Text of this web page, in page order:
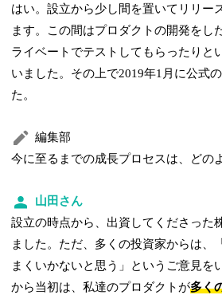
はい。設立から少し間を置いてリリー
ます。この間はプロダクトの開発をし
ライベートでテストしてもらったりと
いました。その上で2019年1月に公式
た。
編集部
今に至るまでの成長プロセスは、どの
山田さん
設立の時点から、出資してくださった
ました。ただ、多くの投資家からは、
まくいかないと思う」というご意見を
から当初は、私達のプロダクトが多く